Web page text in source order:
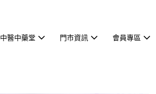
中醫中藥堂 門市資訊 會員專區